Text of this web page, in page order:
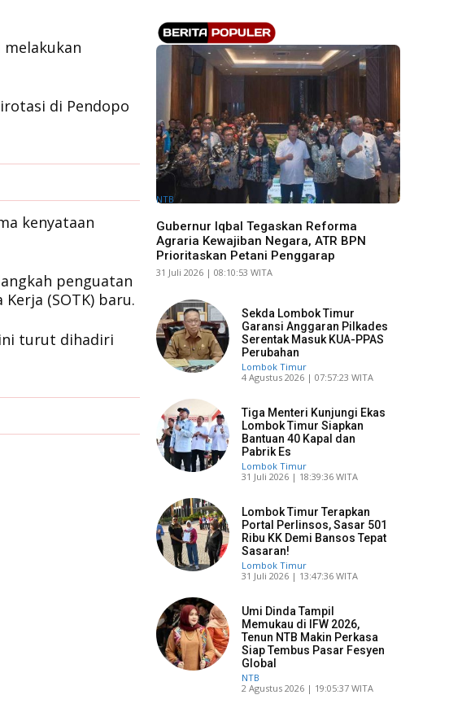
melakukan
di Pendopo
kenyataan
penguatan
(SOTK) baru.
turut dihadiri
NTB
Gubernur Iqbal Tegaskan Reforma
Agraria Kewajiban Negara, ATR BPN
Prioritaskan Petani Penggarap
​31 Juli 2026 | 08:10:53 WITA
Sekda Lombok Timur
Garansi Anggaran Pilkades
Serentak Masuk KUA-PPAS
Perubahan
Lombok Timur
​4 Agustus 2026 | 07:57:23 WITA
Tiga Menteri Kunjungi Ekas
Lombok Timur Siapkan
Bantuan 40 Kapal dan
Pabrik Es
Lombok Timur
​31 Juli 2026 | 18:39:36 WITA
Lombok Timur Terapkan
Portal Perlinsos, Sasar 501
Ribu KK Demi Bansos Tepat
Sasaran!
Lombok Timur
​31 Juli 2026 | 13:47:36 WITA
Umi Dinda Tampil
Memukau di IFW 2026,
Tenun NTB Makin Perkasa
Siap Tembus Pasar Fesyen
Global
NTB
​2 Agustus 2026 | 19:05:37 WITA